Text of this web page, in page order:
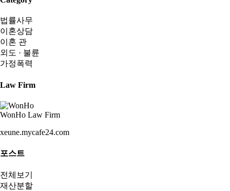
법률사무
이혼상담
이혼 관
외도 · 불륜
가정폭력
Law Firm
WonHo Law Firm
xeune.mycafe24.com
포스트
전체보기
재산분할